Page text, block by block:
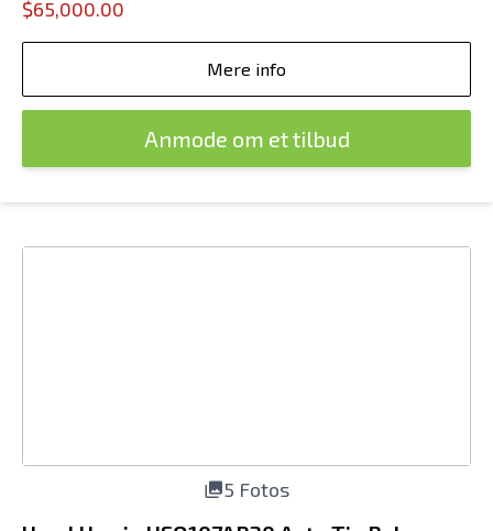
$65,000.00
Mere info
Anmode om et tilbud
5 Fotos